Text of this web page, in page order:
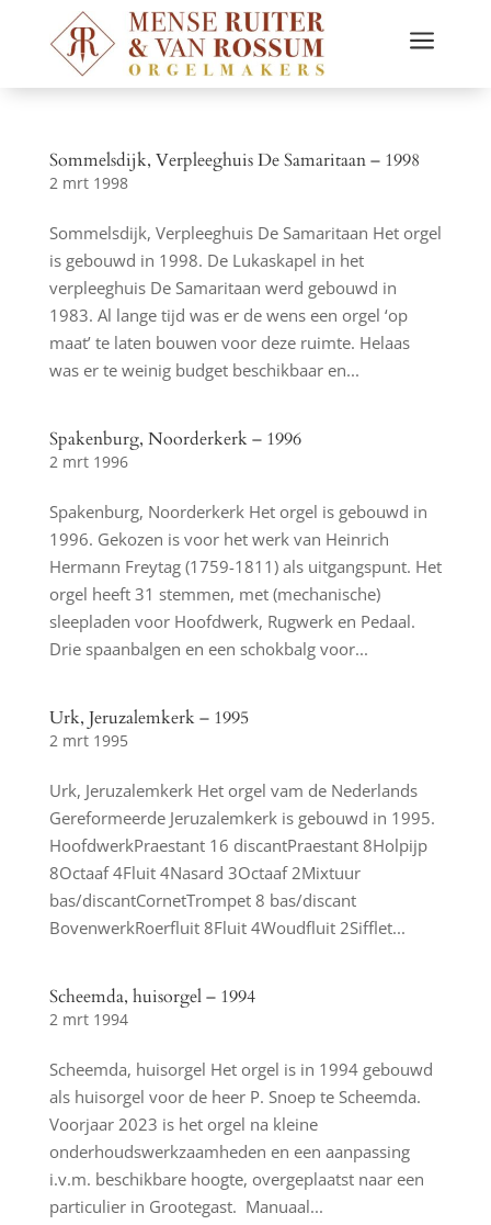
a
Sommelsdijk, Verpleeghuis De Samaritaan – 1998
2 mrt 1998
Sommelsdijk, Verpleeghuis De Samaritaan Het orgel
is gebouwd in 1998. De Lukaskapel in het
verpleeghuis De Samaritaan werd gebouwd in
1983. Al lange tijd was er de wens een orgel ‘op
maat’ te laten bouwen voor deze ruimte. Helaas
was er te weinig budget beschikbaar en...
Spakenburg, Noorderkerk – 1996
2 mrt 1996
Spakenburg, Noorderkerk Het orgel is gebouwd in
1996. Gekozen is voor het werk van Heinrich
Hermann Freytag (1759-1811) als uitgangspunt. Het
orgel heeft 31 stemmen, met (mechanische)
sleepladen voor Hoofdwerk, Rugwerk en Pedaal.
Drie spaanbalgen en een schokbalg voor...
Urk, Jeruzalemkerk – 1995
2 mrt 1995
Urk, Jeruzalemkerk Het orgel vam de Nederlands
Gereformeerde Jeruzalemkerk is gebouwd in 1995.
HoofdwerkPraestant 16 discantPraestant 8Holpijp
8Octaaf 4Fluit 4Nasard 3Octaaf 2Mixtuur
bas/discantCornetTrompet 8 bas/discant
BovenwerkRoerfluit 8Fluit 4Woudfluit 2Sifflet...
Scheemda, huisorgel – 1994
2 mrt 1994
Scheemda, huisorgel Het orgel is in 1994 gebouwd
als huisorgel voor de heer P. Snoep te Scheemda.
Voorjaar 2023 is het orgel na kleine
onderhoudswerkzaamheden en een aanpassing
i.v.m. beschikbare hoogte, overgeplaatst naar een
particulier in Grootegast. Manuaal...